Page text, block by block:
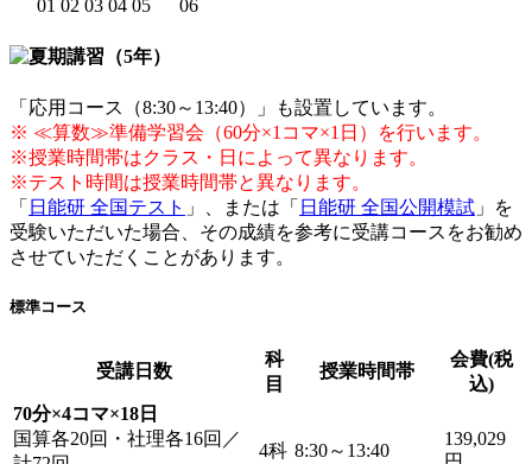
「応用コース（8:30～13:40）」も設置しています。
※ ≪算数≫準備学習会（60分×1コマ×1日）を行います。
※授業時間帯はクラス・日によって異なります。
※テスト時間は授業時間帯と異なります。
「 日能研 全国テスト 」、または「 日能研 全国公開模試 」を
受験いただいた場合、その成績を参考に受講コースをお勧め
させていただくことがあります。
標準コース
受講日数
科
目
授業時間帯
会費(税
込)
70分×4コマ×18日
国算各20回・社理各16回／
4科 8:30～13:40
139,029